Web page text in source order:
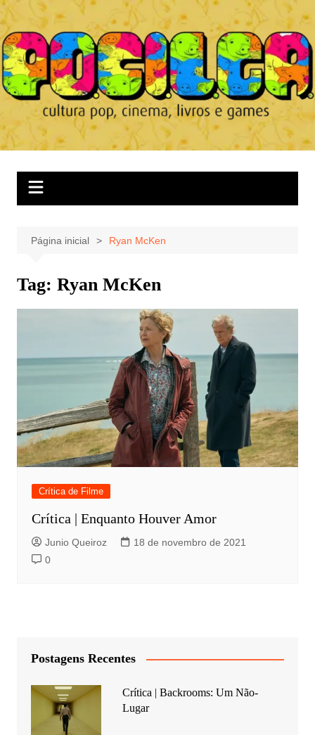
Ir
para
o
conteúdo
Página inicial Ryan McKen
Tag: Ryan McKen
Crítica de Filme
Crítica | Enquanto Houver Amor
Junio Queiroz
18 de novembro de 2021
0
Postagens Recentes
Crítica | Backrooms: Um Não-
Lugar